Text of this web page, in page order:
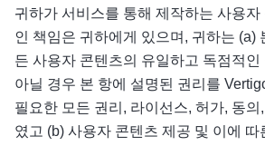
귀하가 서비스를 통해 제작하는 사용자
인 책임은 귀하에게 있으며, 귀하는 (a)
든 사용자 콘텐츠의 유일하고 독점적
아닐 경우 본 항에 설명된 권리를
필요한 모든 권리, 라이선스, 허가, 동
였고 (b) 사용자 콘텐츠 제공 및 이에 따